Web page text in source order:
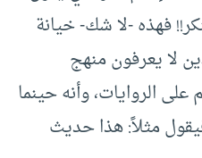
فهذه -لا شك- خيانة
لا يعرفون منهج
الروايات، وأنه حينما
مثلاً: هذا حديث